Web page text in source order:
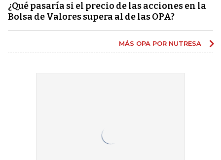
¿Qué pasaría si el precio de las acciones en la
Bolsa de Valores supera al de las OPA?
MÁS OPA POR NUTRESA